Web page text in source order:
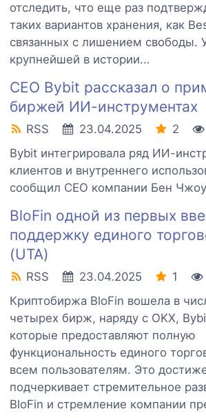
отследить, что еще раз
таких вариантов хранения, как
связанных с лишением свободы.
крупнейшей в истории...
CEO Bybit рассказал о
биржей ИИ-инструментах
RSS 23.04.2025 2
Bybit интегрировала ряд ИИ-
клиентов и внутреннего
сообщил CEO компании Бен
BloFin одной из первых
поддержку единого
(UTA)
RSS 23.04.2025 1
Криптобиржа BloFin вошела в
четырех бирж, наряду с OKX,
которые предоставляют полную
функциональность единого
всем пользователям. Это
подчеркивает стремительное
BloFin и стремление компании